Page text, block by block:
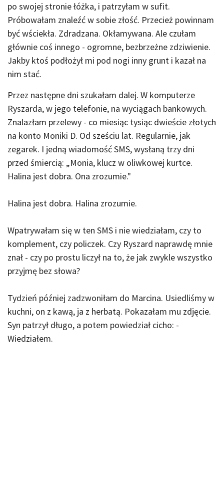
po swojej stronie łóżka, i patrzyłam w sufit.
Próbowałam znaleźć w sobie złość. Przecież powinnam
być wściekła. Zdradzana. Okłamywana. Ale czułam
głównie coś innego - ogromne, bezbrzeżne zdziwienie.
Jakby ktoś podłożył mi pod nogi inny grunt i kazał na
nim stać.
Przez następne dni szukałam dalej. W komputerze
Ryszarda, w jego telefonie, na wyciągach bankowych.
Znalazłam przelewy - co miesiąc tysiąc dwieście złotych
na konto Moniki D. Od sześciu lat. Regularnie, jak
zegarek. I jedną wiadomość SMS, wysłaną trzy dni
przed śmiercią: „Monia, klucz w oliwkowej kurtce.
Halina jest dobra. Ona zrozumie."
Halina jest dobra. Halina zrozumie.
Wpatrywałam się w ten SMS i nie wiedziałam, czy to
komplement, czy policzek. Czy Ryszard naprawdę mnie
znał - czy po prostu liczył na to, że jak zwykle wszystko
przyjmę bez słowa?
Tydzień później zadzwoniłam do Marcina. Usiedliśmy w
kuchni, on z kawą, ja z herbatą. Pokazałam mu zdjęcie.
Syn patrzył długo, a potem powiedział cicho: -
Wiedziałem.